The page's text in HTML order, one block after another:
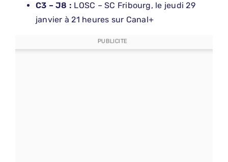
C3 – J8 : LOSC – SC Fribourg, le jeudi 29
janvier à 21 heures sur Canal+
PUBLICITE